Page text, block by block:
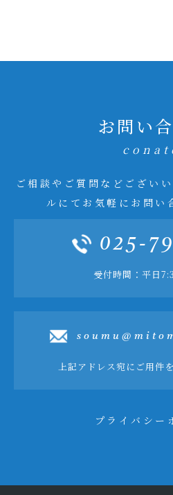
お問い
ご相談やご質問などござい
ルにてお気軽にお問い
025-
受付時間：平日
上記アドレス宛にご用件
プライバシー